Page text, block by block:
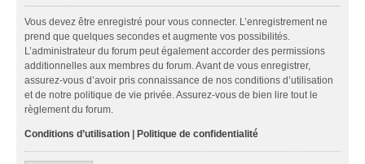
Vous devez être enregistré pour vous connecter. L’enregistrement ne
prend que quelques secondes et augmente vos possibilités.
L’administrateur du forum peut également accorder des permissions
additionnelles aux membres du forum. Avant de vous enregistrer,
assurez-vous d’avoir pris connaissance de nos conditions d’utilisation
et de notre politique de vie privée. Assurez-vous de bien lire tout le
règlement du forum.
Conditions d’utilisation Politique de confidentialité